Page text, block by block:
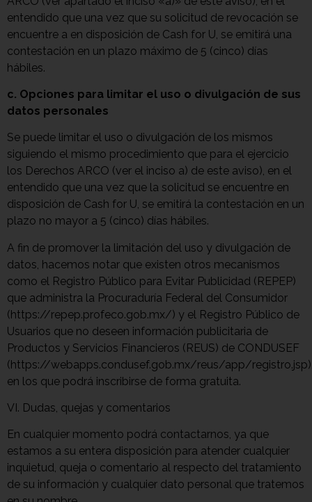
entendido que una vez que su solicitud de revocación se
encuentre a en disposición de Cash for U, se emitirá una
contestación en un plazo máximo de 5 (cinco) días
hábiles.
c. Opciones para limitar el uso o divulgación de sus
datos personales
Se puede limitar el uso o divulgación de los mismos
siguiendo el mismo procedimiento que para el ejercicio
los Derechos ARCO (ver el inciso a) de este aviso), en el
entendido que una vez que la solicitud se encuentre en
disposición de Cash for U, se emitirá la contestación en un
plazo no mayor a 5 (cinco) días hábiles.
A fin de promover la limitación del uso y divulgación de
datos, hacemos notar que existen otros mecanismos
como el Registro Público para Evitar Publicidad (REPEP)
que administra la Procuraduría Federal del Consumidor
(https://repep.profeco.gob.mx/) y el Registro Público de
Usuarios que no deseen información publicitaria de
Productos y Servicios Financieros (REUS) de CONDUSEF
(https://webapps.condusef.gob.mx/reus/app/
en los que podrá inscribirse de forma gratuita.
VI. Dudas, quejas y comentarios
En cualquier momento podrá contactarnos, ya que
estamos a su entera disposición para atender cualquier
inquietud, queja o comentario al respecto del tratamiento
de su información y cualquier dato personal que tratemos